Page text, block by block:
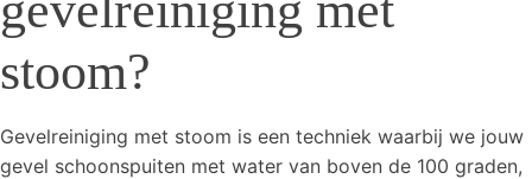
stoom?
Gevelreiniging met stoom is een techniek waarbij we jouw
gevel schoonspuiten met water van boven de 100 graden,